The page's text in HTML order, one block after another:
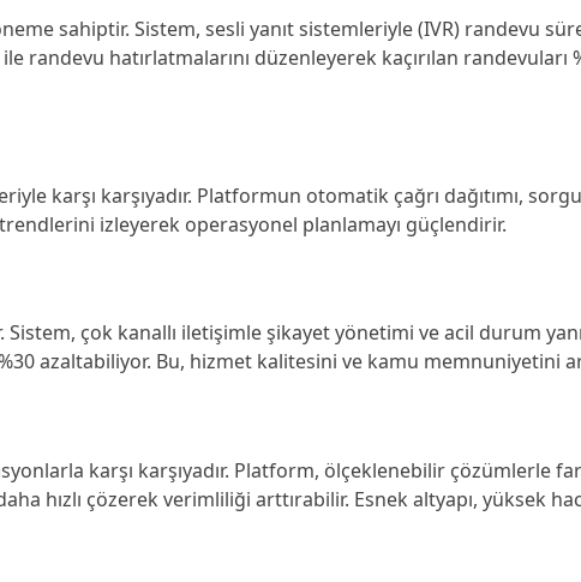
sahiptir. Sistem, sesli yanıt sistemleriyle (IVR) randevu
hatırlatmalarını düzenleyerek kaçırılan randevuları
karşı karşıyadır. Platformun otomatik çağrı dağıtımı,
izleyerek operasyonel planlamayı güçlendirir.
çok kanallı iletişimle şikayet yönetimi ve acil durum
azaltabiliyor. Bu, hizmet kalitesini ve kamu memnuniyetini
karşı karşıyadır. Platform, ölçeklenebilir çözümlerle
hızlı çözerek verimliliği arttırabilir. Esnek altyapı, yüksek